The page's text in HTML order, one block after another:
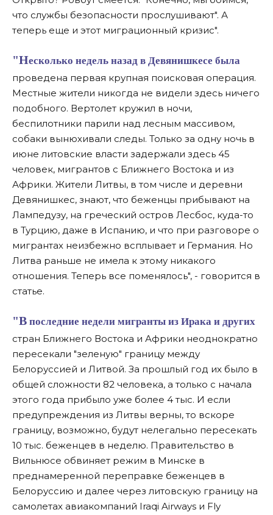
что службы безопасности прослушивают". А
теперь еще и этот миграционный кризис".
"Несколько недель назад в Девянишкесе была
проведена первая крупная поисковая операция.
Местные жители никогда не видели здесь ничего
подобного. Вертолет кружил в ночи,
беспилотники парили над лесным массивом,
собаки вынюхивали следы. Только за одну ночь в
июне литовские власти задержали здесь 45
человек, мигрантов с Ближнего Востока и из
Африки. Жители Литвы, в том числе и деревни
Девянишкес, знают, что беженцы прибывают на
Лампедузу, на греческий остров Лесбос, куда-то
в Турцию, даже в Испанию, и что при разговоре о
мигрантах неизбежно всплывает и Германия. Но
Литва раньше не имела к этому никакого
отношения. Теперь все поменялось", - говорится в
статье.
"В последние недели мигранты из Ирака и других
стран Ближнего Востока и Африки неоднократно
пересекали "зеленую" границу между
Белоруссией и Литвой. За прошлый год их было в
общей сложности 82 человека, а только с начала
этого года прибыло уже более 4 тыс. И если
предупреждения из Литвы верны, то вскоре
границу, возможно, будут нелегально пересекать
10 тыс. беженцев в неделю. Правительство в
Вильнюсе обвиняет режим в Минске в
преднамеренной переправке беженцев в
Белоруссию и далее через литовскую границу на
самолетах авиакомпаний Iraqi Airways и Fly